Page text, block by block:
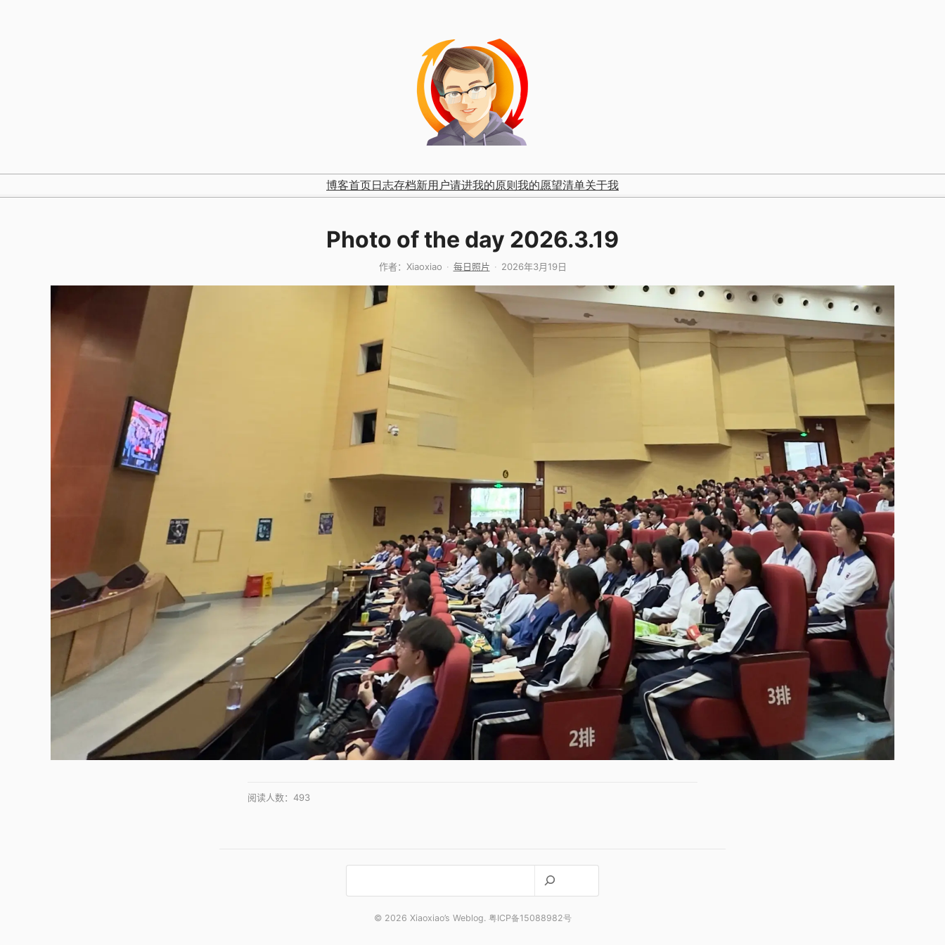
博客首页日志存档新用户请进我的原则 我的愿望清单关于我
Photo of the day 2026.3.19
作者： Xiaoxiao 每日照片 2026年3月19日
阅读人数： 493
索
© 2026 Xiaoxiao’s Weblog. 粤ICP备15088982号